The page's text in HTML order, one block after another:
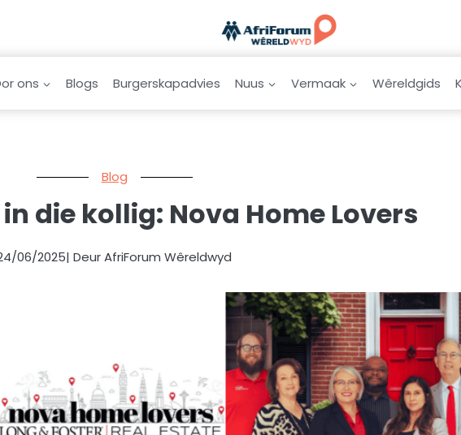
ons Blogs Burgerskapadvies Nuus Vermaak Wêreldgids
Blog
die kollig: Nova Home Lovers
06/2025| Deur AfriForum Wêreldwyd